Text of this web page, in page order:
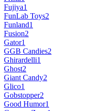
Fujiya1
FunLab Toys2
Funland1
Fusion2
Gator1
GGB Candies2
Ghirardelli1
Ghost2
Giant Candy2
Glico1
Gobstopper2
Good Humor1